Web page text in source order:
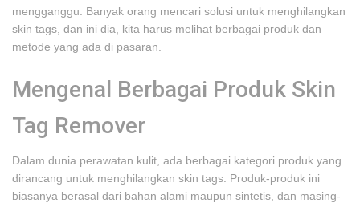
mengganggu. Banyak orang mencari solusi untuk menghilangkan
skin tags, dan ini dia, kita harus melihat berbagai produk dan
metode yang ada di pasaran.
Mengenal Berbagai Produk Skin
Tag Remover
Dalam dunia perawatan kulit, ada berbagai kategori produk yang
dirancang untuk menghilangkan skin tags. Produk-produk ini
biasanya berasal dari bahan alami maupun sintetis, dan masing-